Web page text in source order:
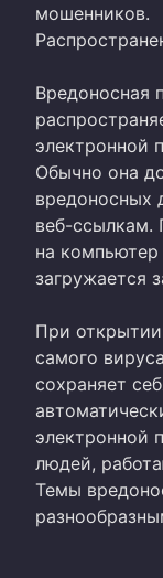
мошенников.
Вредоносная
электронной
Обычно она
вредоносных
веб-ссылкам.
на
загружается
При открытии
самого
сохраняет
электронной
людей,
Темы